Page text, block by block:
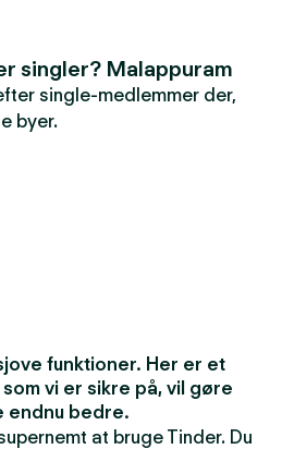
singler? Malappuram
single-medlemmer der,
byer.
funktioner. Her er et
vi er sikre på, vil gøre
endnu bedre.
at bruge Tinder. Du